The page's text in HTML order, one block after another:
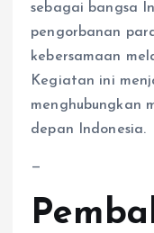
sebagai bangsa
pengorbanan
kebersamaan
Kegiatan ini
menghubungkan
depan Indonesia.
—